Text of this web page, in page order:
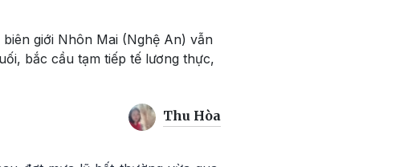
giới Nhôn Mai (Nghệ An) vẫn
bắc cầu tạm tiếp tế lương thực,
Thu Hòa